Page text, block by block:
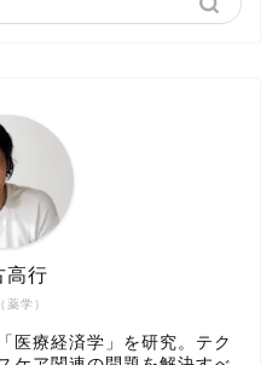
薬学）
高行
医療経済学」を研究。テク